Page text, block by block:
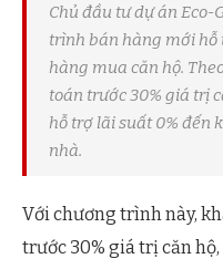
Chủ đầu tư dự án Eco-
trình bán hàng mới hỗ
hàng mua căn hộ.
toán trước 30% giá trị
hỗ trợ lãi suất 0% đến
nhà.
Với chương trình này,
trước 30% giá trị căn